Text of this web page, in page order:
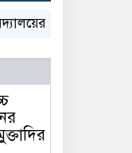
ভবনের উদ্বোধন